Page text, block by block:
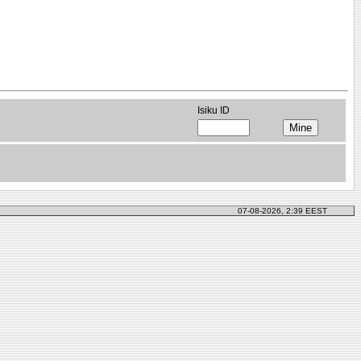
Isiku ID
07-08-2026, 2:39 EEST